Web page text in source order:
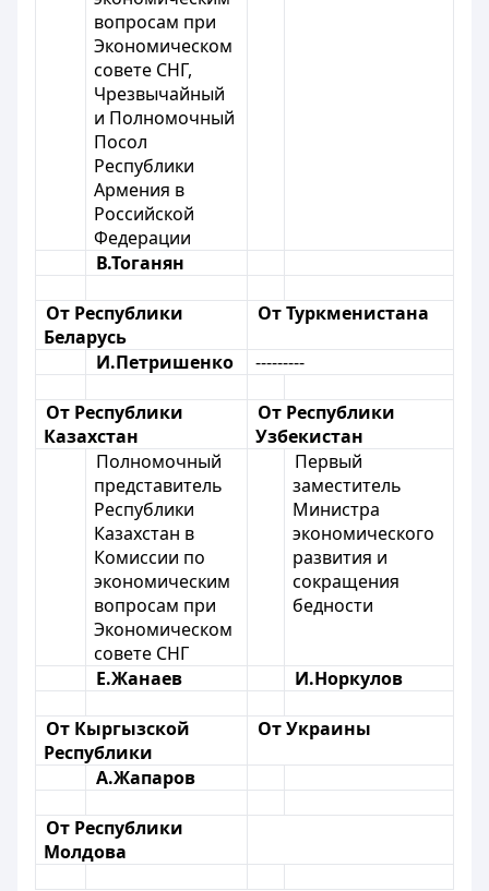
вопросам при
Экономическом
совете СНГ,
Чрезвычайный
и Полномочный
Посол
Республики
Армения в
Российской
Федерации
В.Тоганян
От Республики
Беларусь
От Туркменистана
И.Петришенко ---------
От Республики
Казахстан
От Республики
Узбекистан
Полномочный
представитель
Республики
Казахстан в
Комиссии по
экономическим
вопросам при
Экономическом
совете СНГ
Первый
заместитель
Министра
экономического
развития и
сокращения
бедности
Е.Жанаев И.Норкулов
От Кыргызской
Республики
От Украины
А.Жапаров
От Республики
Молдова